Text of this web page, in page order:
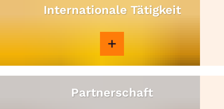
Internationale Tätigkeit
Partnerschaft